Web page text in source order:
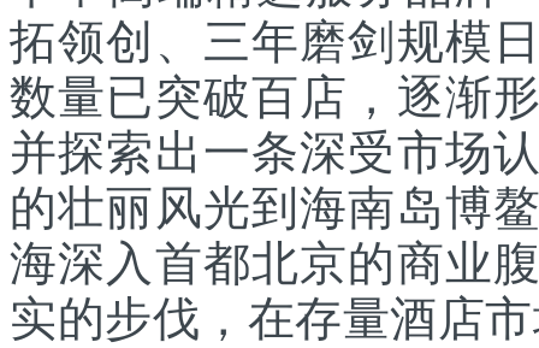
拓领创、三年磨剑规模
数量已突破百店，逐渐
并探索出一条深受市场
的壮丽风光到海南岛博
海深入首都北京的商业
实的步伐，在存量酒店